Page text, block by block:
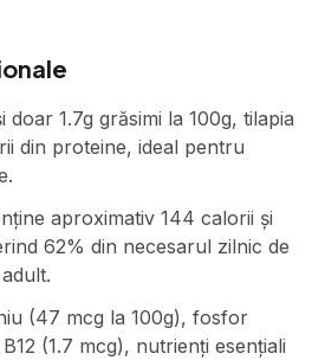
doar 1.7g grăsimi la 100g, tilapia
din proteine, ideal pentru
aproximativ 144 calorii și
62% din necesarul zilnic de
(47 mcg la 100g), fosfor
(1.7 mcg), nutrienți esențiali